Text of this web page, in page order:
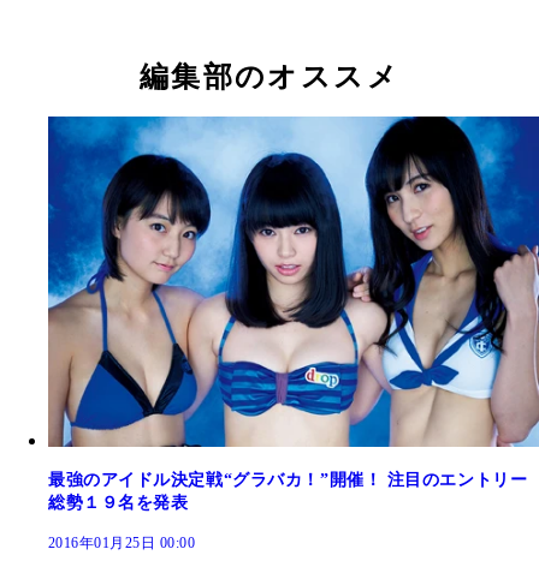
編集部のオススメ
最強のアイドル決定戦“グラバカ！”開催！ 注目のエントリー
総勢１９名を発表
2016年01月25日 00:00